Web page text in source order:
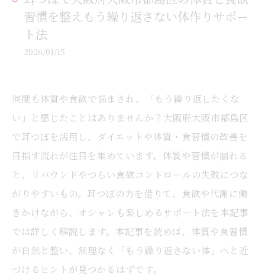
習慣を整えもう繰り返さない体作りサポー
ト法
2026/01/15
何度も体質や食欲で悩まされ、「もう繰り返したくな
い」と感じたことはありませんか？大阪府大阪市都島区
で耳つぼを活用し、ダイエットや体質・食習慣の改善を
目指す流れが注目を集めています。体質や習慣が崩れる
と、リバウンドやつらい食欲コントロールの失敗につな
がりやすいもの。耳つぼの力を借りて、食欲や代謝に働
きかけながら、オシャレも楽しめるサポート法を本記事
では詳しく解説します。本記事を読めば、体質や食習慣
が自然と整い、無理なく「もう繰り返さない体」へと近
づけるヒントが見つかるはずです。